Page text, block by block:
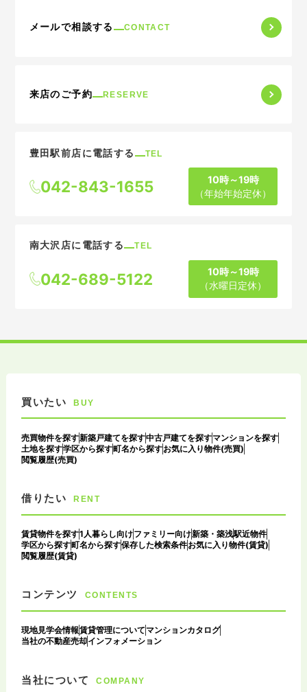
メールで相談する CONTACT
来店のご予約 RESERVE
豊田駅前店に電話する TEL
042-843-1655
10時～19時
（年始年始定休）
南大沢店に電話する TEL
042-689-5122
10時～19時
（水曜日定休）
買いたい BUY
売買物件を探す新築戸建てを探す中古戸建てを探すマンションを探す
土地を探す学区から探す町名から探すお気に入り物件(売買)
閲覧履歴(売買)
借りたい RENT
賃貸物件を探す1人暮らし向けファミリー向け新築・築浅駅近物件
学区から探す町名から探す保存した検索条件お気に入り物件(賃貸)
閲覧履歴(賃貸)
コンテンツ CONTENTS
現地見学会情報賃貸管理について マンションカタログ
当社の不動産売却インフォメーション
当社について COMPANY